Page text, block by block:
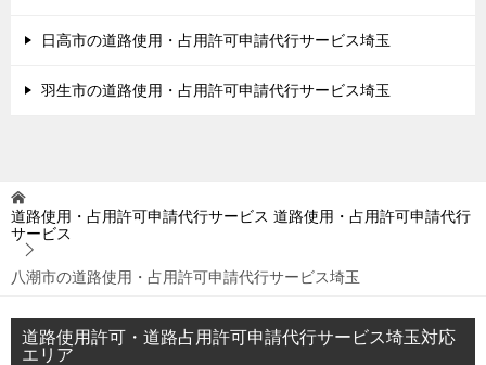
日高市の道路使用・占用許可申請代行サービス埼玉
羽生市の道路使用・占用許可申請代行サービス埼玉
道路使用・占用許可申請代行サービス 道路使用・占用許可申請代行
サービス
八潮市の道路使用・占用許可申請代行サービス埼玉
道路使用許可・道路占用許可申請代行サービス埼玉対応
エリア